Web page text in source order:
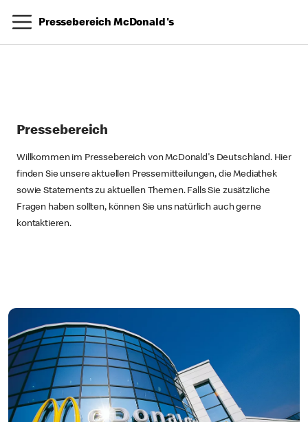
Pressebereich McDonald's
Pressebereich
Willkommen im Pressebereich von McDonald's Deutschland. Hier
finden Sie unsere aktuellen Pressemitteilungen, die Mediathek
sowie Statements zu aktuellen Themen. Falls Sie zusätzliche
Fragen haben sollten, können Sie uns natürlich auch gerne
kontaktieren.